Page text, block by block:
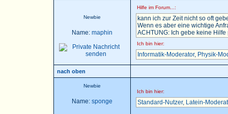
Newbie
Name: maphin
Hilfe im Forum...:
kann ich zur Zeit nicht so oft
Wenn es aber eine wichtige
ACHTUNG: Ich gebe keine
Ich bin hier:
Informatik-Moderator, Physik-
nach oben
Newbie
Name: sponge
Ich bin hier:
Standard-Nutzer, Latein-